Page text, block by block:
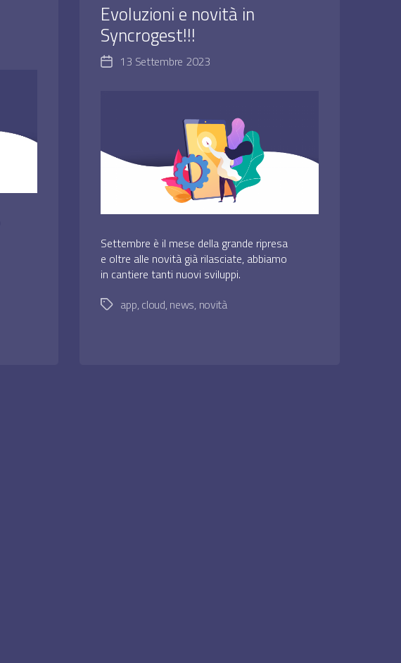
Evoluzioni e novità in
Syncrogest!!!
Data13 Settembre 2023
Settembre è il mese della grande ripresa
e oltre alle novità già rilasciate, abbiamo
in cantiere tanti nuovi sviluppi.
Tag app,cloud,news, novità